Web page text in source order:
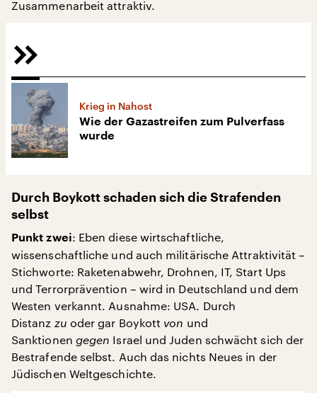
Zusammenarbeit attraktiv.
Krieg in Nahost
Wie der Gazastreifen zum Pulverfass
wurde
Durch Boykott schaden sich die Strafenden
selbst
Punkt zwei: Eben diese wirtschaftliche,
wissenschaftliche und auch militärische Attraktivität –
Stichworte: Raketenabwehr, Drohnen, IT, Start Ups
und Terrorprävention – wird in Deutschland und dem
Westen verkannt. Ausnahme: USA. Durch
Distanz zu oder gar Boykott von und
Sanktionen gegen Israel und Juden schwächt sich der
Bestrafende selbst. Auch das nichts Neues in der
Jüdischen Weltgeschichte.